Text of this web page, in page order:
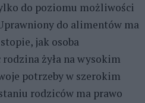
do poziomu możliwości
do alimentów ma
jak osoba
żyła na wysokim
potrzeby w szerokim
rodziców ma prawo